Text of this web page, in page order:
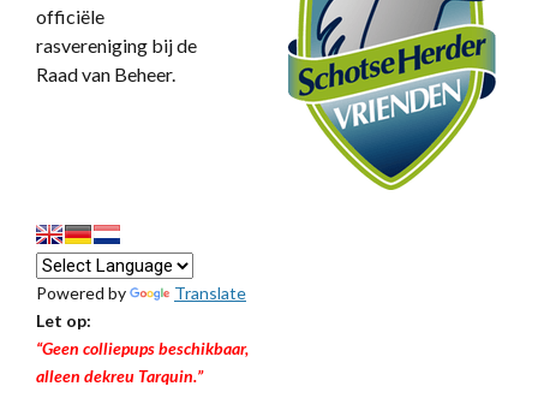
officiële
rasvereniging bij de
Raad van Beheer.
Powered by
Translate
Let op:
“Geen colliepups beschikbaar,
alleen dekreu Tarquin.”